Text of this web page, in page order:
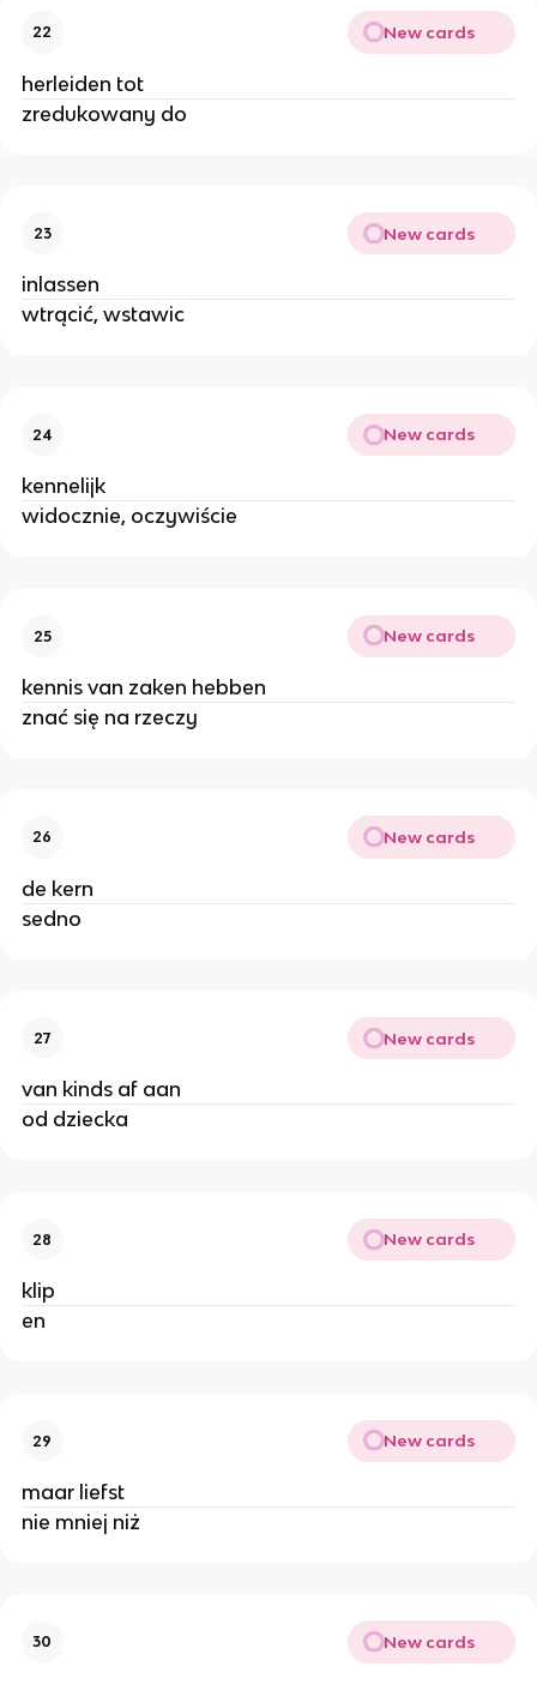
22 New cards
herleiden tot
zredukowany do
23 New cards
inlassen
wtrącić, wstawic
24 New cards
kennelijk
widocznie, oczywiście
25 New cards
kennis van zaken hebben
znać się na rzeczy
26 New cards
de kern
sedno
27 New cards
van kinds af aan
od dziecka
28 New cards
klip
en
29 New cards
maar liefst
nie mniej niż
30 New cards